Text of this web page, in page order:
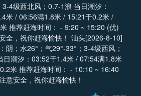
3-4级西北风；0.7-1浪 当日潮汐：
米 / 06:56满1.8米 / 15:21干0.2米 /
推荐赶海时间： - 9:20 ~ 15:20 (优)
祝你赶海愉快！ 汕头[2026-8-10]
阴；水26°；气29°-33°；3-4级西风；
日潮汐：03:52干1.4米 / 07:54满1.8米
米 推荐赶海时间： - 10:10 ~ 16:40
意安全，祝你赶海愉快！